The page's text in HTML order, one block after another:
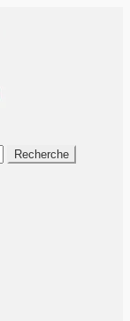
Recherche